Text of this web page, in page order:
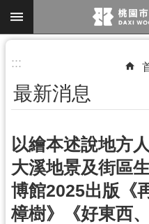
跳到主要內容區塊
搜
尋
參
觀
資
:::
最新消息
以繪本述說地方
大溪地景及街區
博館2025出版《
樟樹》《好東西